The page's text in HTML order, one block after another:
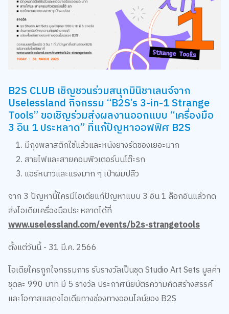
B2S CLUB เชิญชวนร่วมสนุกมินิชาเลนจ์จาก
Uselessland กิจกรรม “B2S’s 3-in-1 Strange
Tools” ขอเชิญร่วมส่งผลงานออกแบบ “เครื่องมือ
3 อิน 1 ประหลาด” ที่แก้ปัญหาออฟฟิศ B2S
มีถุงพลาสติกใช้แล้วและหนังยางรัดของเยอะมาก
สายไฟและสายคอมพิวเตอร์บนโต๊ะรก
แอร์หนาวและแรงมาก ๆ เป่าผมปลิว
จาก 3 ปัญหานี้ใครมีไอเดียแก้ปัญหาแบบ 3 อิน 1 ล็อกอินแล้วกด
ส่งไอเดียเครื่องมือประหลาดได้ที่
www.uselessland.com/events/b2s-strangetools
ตั้งแต่วันนี้ - 31 มี.ค. 2566
ไอเดียใครถูกใจกรรมการ รับรางวัลเป็นชุด Studio Art Sets มูลค่า
ชุดละ 990 บาท มี 5 รางวัล ประกาศนียบัตรความคิดสร้างสรรค์
และโอกาสแสดงไอเดียทางช่องทางออนไลน์ของ B2S